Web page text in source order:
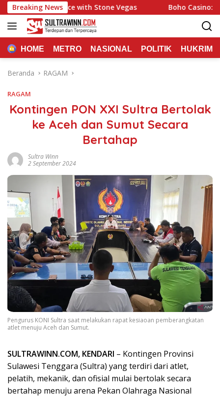
Langsung
ke
konten
Breaking News
Experience with Stone Vegas Boho Casino: Quick
HOME METRO NASIONAL POLITIK HUKRIM
Beranda RAGAM
RAGAM
Kontingen PON XXI Sultra Bertolak
ke Aceh dan Sumut Secara
Bertahap
Sultra Winn
2 September 2024
Pengurus KONI Sultra saat melakukan rapat kesiaoan pemberangkatan
atlet menuju Aceh dan Sumut.
SULTRAWINN.COM, KENDARI – Kontingen Provinsi
Sulawesi Tenggara (Sultra) yang terdiri dari atlet,
pelatih, mekanik, dan ofisial mulai bertolak secara
bertahap menuju arena Pekan Olahraga Nasional